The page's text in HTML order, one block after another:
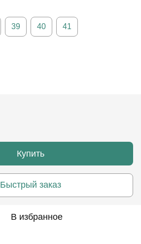
39 40 41
Купить
Быстрый заказ
В избранное